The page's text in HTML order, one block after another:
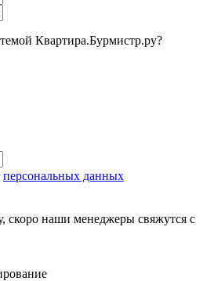
Квартира.Бурмистр.ру?
персональных данных
наши менеджеры свяжутся с